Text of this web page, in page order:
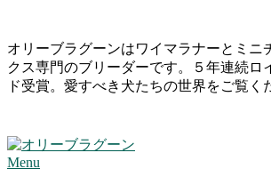
Skip
to
content
オリーブラグーンはワイマラナーとミニ
クス専門のブリーダーです。５年連続ロ
ド受賞。愛すべき犬たちの世界をご覧く
Primary
Menu